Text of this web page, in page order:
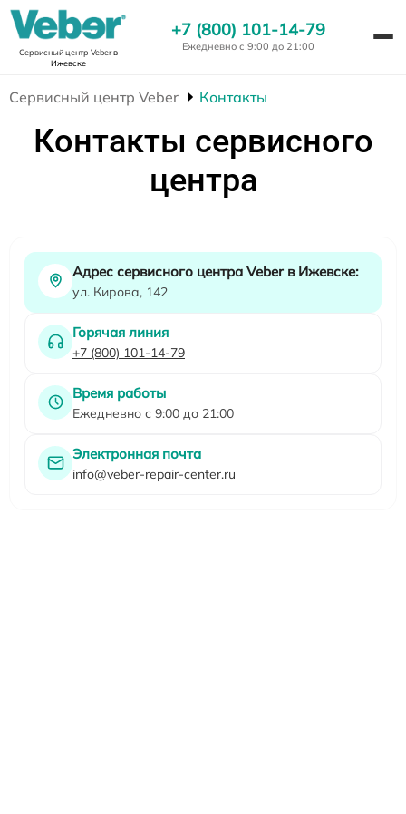
Сервисный центр Veberв
Ижевске
+7 (800) 101-14-79
Ежедневно с 9:00 до 21:00
Сервисный центр Veber Контакты
Контакты сервисного
центра
Адрес сервисного центра Veber в Ижевске:
ул. Кирова, 142
Горячая линия
+7 (800) 101-14-79
Время работы
Ежедневно с 9:00 до 21:00
Электронная почта
info@veber-repair-center.ru